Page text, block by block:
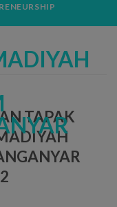
TAPAK